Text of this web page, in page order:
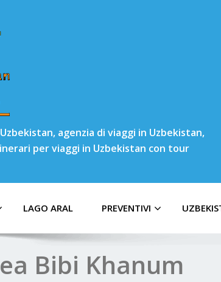
agenzia di viaggi in Uzbekistan,
per viaggi in Uzbekistan con tour
LAGO ARAL PREVENTIVI
Bibi Khanum